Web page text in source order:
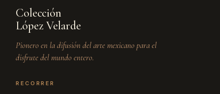
Colección
López Velarde
Pionero en la difusión del arte mexicano para el
disfrute del mundo entero.
RECORRER